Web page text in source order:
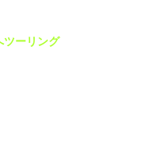
ツーリング